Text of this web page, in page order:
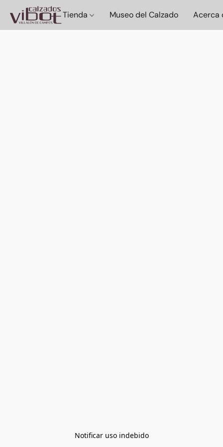
Tienda Museo del Calzado Acerca
Notificar uso indebido